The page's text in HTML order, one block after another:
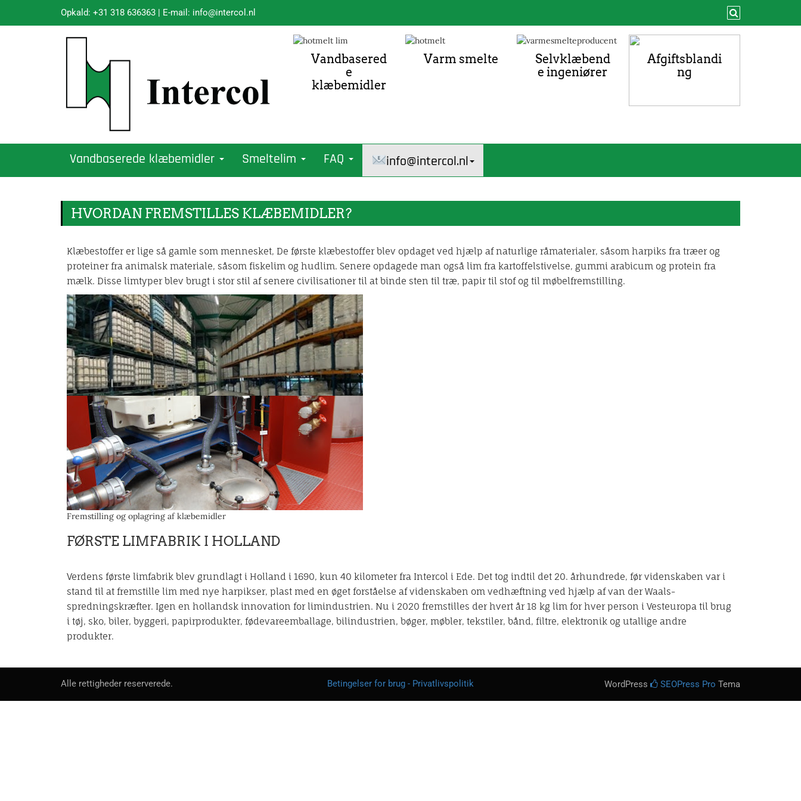
Opkald: +31 318 636363 | E-mail: info@intercol.nl
Vandbasered
e
klæbemidler
Varm smelte
Selvklæbend
e ingeniører
Afgiftsblandi
ng
Vandbaserede klæbemidler Smeltelim FAQ info@intercol.nl
HVORDAN FREMSTILLES KLÆBEMIDLER?
Klæbestoffer er lige så gamle som mennesket, De første klæbestoffer blev opdaget ved hjælp af naturlige råmaterialer, såsom harpiks fra træer og
proteiner fra animalsk materiale, såsom fiskelim og hudlim. Senere opdagede man også lim fra kartoffelstivelse, gummi arabicum og protein fra
mælk. Disse limtyper blev brugt i stor stil af senere civilisationer til at binde sten til træ, papir til stof og til møbelfremstilling.
Fremstilling og oplagring af klæbemidler
FØRSTE LIMFABRIK I HOLLAND
Verdens første limfabrik blev grundlagt i Holland i 1690, kun 40 kilometer fra Intercol i Ede. Det tog indtil det 20. århundrede, før videnskaben var i
stand til at fremstille lim med nye harpikser, plast med en øget forståelse af videnskaben om vedhæftning ved hjælp af van der Waals-
spredningskræfter. Igen en hollandsk innovation for limindustrien. Nu i 2020 fremstilles der hvert år 18 kg lim for hver person i Vesteuropa til brug
i tøj, sko, biler, byggeri, papirprodukter, fødevareemballage, bilindustrien, bøger, møbler, tekstiler, bånd, filtre, elektronik og utallige andre
produkter.
Alle rettigheder reserverede. Betingelser for brug - Privatlivspolitik WordPress SEOPress Pro Tema